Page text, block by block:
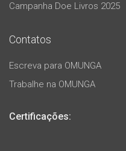
Campanha Doe Livros 2025
Contatos
Escreva para OMUNGA
Trabalhe na OMUNGA
Certificações: